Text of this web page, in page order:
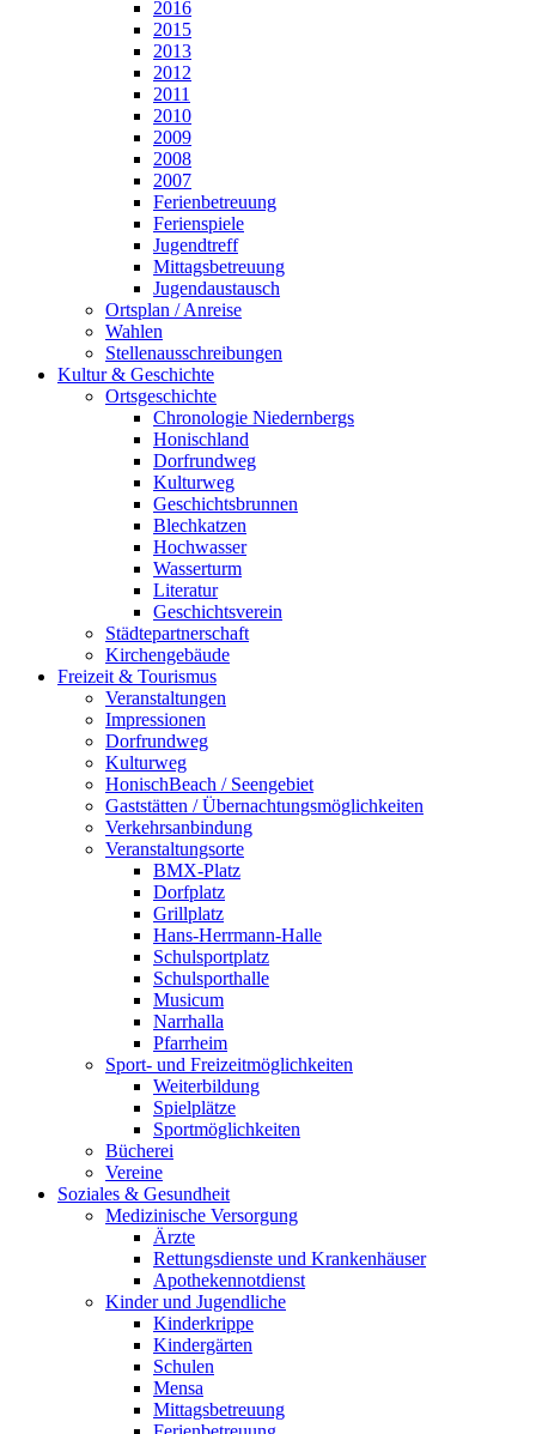
2016
2015
2013
2012
2011
2010
2009
2008
2007
Ferienbetreuung
Ferienspiele
Jugendtreff
Mittagsbetreuung
Jugendaustausch
Ortsplan / Anreise
Wahlen
Stellenausschreibungen
Kultur & Geschichte
Ortsgeschichte
Chronologie Niedernbergs
Honischland
Dorfrundweg
Kulturweg
Geschichtsbrunnen
Blechkatzen
Hochwasser
Wasserturm
Literatur
Geschichtsverein
Städtepartnerschaft
Kirchengebäude
Freizeit & Tourismus
Veranstaltungen
Impressionen
Dorfrundweg
Kulturweg
HonischBeach / Seengebiet
Gaststätten / Übernachtungsmöglichkeiten
Verkehrsanbindung
Veranstaltungsorte
BMX-Platz
Dorfplatz
Grillplatz
Hans-Herrmann-Halle
Schulsportplatz
Schulsporthalle
Musicum
Narrhalla
Pfarrheim
Sport- und Freizeitmöglichkeiten
Weiterbildung
Spielplätze
Sportmöglichkeiten
Bücherei
Vereine
Soziales & Gesundheit
Medizinische Versorgung
Ärzte
Rettungsdienste und Krankenhäuser
Apothekennotdienst
Kinder und Jugendliche
Kinderkrippe
Kindergärten
Schulen
Mensa
Mittagsbetreuung